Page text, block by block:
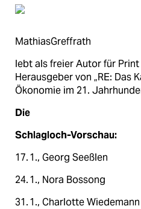
nord
wahrheit
veranstaltungen
shop
fragen & hilfe
MathiasGreffrath
lebt als freier Autor für
Herausgeber von „RE: Das
Ökonomie im 21.
Die
Schlagloch-Vorschau:
17. 1., Georg Seeßlen
24. 1., Nora Bossong
31. 1., Charlotte Wiedemann